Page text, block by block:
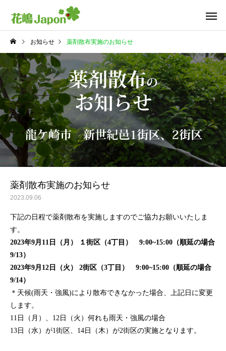
お知らせ 薬剤散布実施のお知らせ
薬剤散布実施のお知らせ
2023.09.06
下記の日程で薬剤散布を実施しますのでご協力お願いいたしま
す。
2023年9月11日（月） １街区（4丁目） 9:00~15:00（順延の場合
9/13）
2023年9月12日（火） 2街区（3丁目） 9:00~15:00（順延の場合
9/14）
＊天候(雨天・強風)により散布できなかった場合、上記日に変更
します。
11日（月）、12日（火）何れも雨天・強風の場合
13日（水）が1街区、14日（木）が2街区の実施となります。